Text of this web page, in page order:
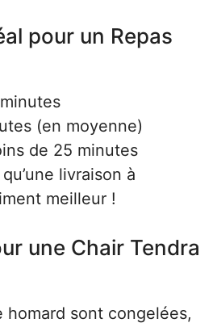
pour un Repas
(en moyenne)
de 25 minutes
livraison à
meilleur !
une Chair Tendra
homard sont congelées,